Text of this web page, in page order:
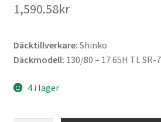
1,590.58kr
Däcktillverkare: Shinko
Däckmodell: 130/80 – 17 65H TL SR-
4 i lager